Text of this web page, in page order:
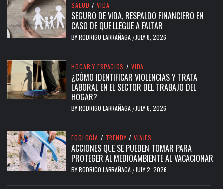
SALUD / VIDA
SEGURO DE VIDA, RESPALDO FINANCIERO EN
CASO DE QUE LLEGUE A FALTAR
BYRODRIGO LARRAÑAGA / JULY 8, 2026
HOGAR Y ESPACIOS / VIDA
¿CÓMO IDENTIFICAR VIOLENCIAS Y TRATA
LABORAL EN EL SECTOR DEL TRABAJO DEL
HOGAR?
BYRODRIGO LARRAÑAGA / JULY 6, 2026
ECOLOGÍA / TRENDY / VIAJES
ACCIONES QUE SE PUEDEN TOMAR PARA
PROTEGER AL MEDIOAMBIENTE AL VACACIONAR
BYRODRIGO LARRAÑAGA / JULY 2, 2026